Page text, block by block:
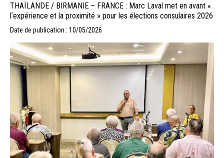
THAÏLANDE / BIRMANIE – FRANCE : Marc Laval met en avant «
l’expérience et la proximité » pour les élections consulaires 2026
Date de publication : 10/05/2026